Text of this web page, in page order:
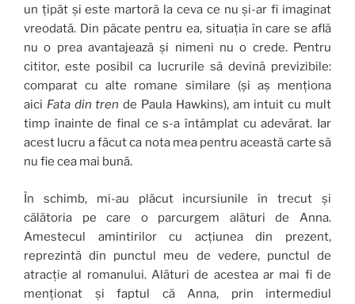
un țipăt și este martoră la ceva ce nu și-ar fi imaginat
vreodată. Din păcate pentru ea, situația în care se află
nu o prea avantajează și nimeni nu o crede. Pentru
cititor, este posibil ca lucrurile să devină previzibile:
comparat cu alte romane similare (și aș menționa
aici Fata din trende Paula Hawkins), am intuit cu mult
timp înainte de final ce s-a întâmplat cu adevărat. Iar
acest lucru a făcut ca nota mea pentru această carte să
nu fie cea mai bună.
În schimb, mi-au plăcut incursiunile în trecut și
călătoria pe care o parcurgem alături de Anna.
Amestecul amintirilor cu acțiunea din prezent,
reprezintă din punctul meu de vedere, punctul de
atracție al romanului. Alături de acestea ar mai fi de
menționat și faptul că Anna, prin intermediul